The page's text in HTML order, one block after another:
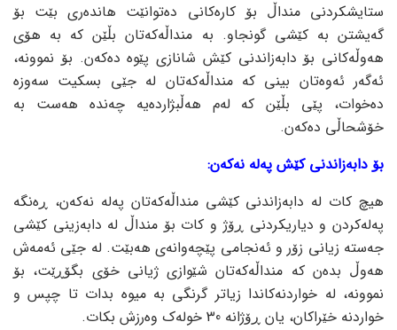
ستایشکردنی منداڵ بۆ کارەکانی دەتوانێت هاندەری بێت بۆ
گەیشتن بە کێشی گونجاو. بە منداڵەکەتان بڵێن کە بە هۆی
هەوڵەکانی بۆ دابەزاندنی کێش شانازی پێوە دەکەن. بۆ نموونە،
ئەگەر ئەوەتان بینی کە منداڵەکەتان لە جێی بسکیت سەوزە
دەخوات، پێی بڵێن کە لەم هەڵبژاردەیە چەندە هەست بە
خۆشحاڵی دەکەن.
بۆ دابەزاندنی کێش پەلە نەکەن:
هیچ کات لە دابەزاندنی کێشی منداڵەکەتان پەلە نەکەن، ڕەنگە
پەلەکردن و دیاریکردنی ڕۆژ و کات بۆ منداڵ لە دابەزینی کێشی
جەستە زیانی زۆر و ئەنجامی پێچەوانەی هەبێت. لە جێی ئەمەش
هەوڵ بدەن کە منداڵەکەتان شێوازی ژیانی خۆی بگۆڕێت، بۆ
نموونە، لە خواردنەکاندا زیاتر گرنگی بە میوە بدات تا چپس و
خواردنە خێراکان، یان ڕۆژانە 30 خولەک وەرزش بکات.